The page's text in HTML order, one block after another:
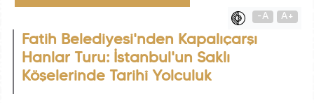
-A A+
Fatih Belediyesi'nden Kapalıçarşı
Hanlar Turu: İstanbul'un Saklı
Köşelerinde Tarihî Yolculuk